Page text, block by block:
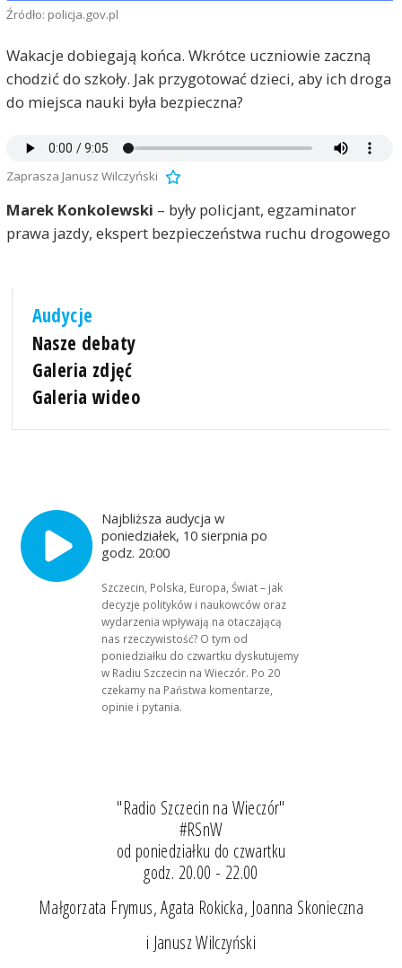
Źródło: policja.gov.pl
Wakacje dobiegają końca. Wkrótce uczniowie zaczną
chodzić do szkoły. Jak przygotować dzieci, aby ich droga
do miejsca nauki była bezpieczna?
Zaprasza Janusz Wilczyński
Marek Konkolewski – były policjant, egzaminator
prawa jazdy, ekspert bezpieczeństwa ruchu drogowego
Audycje
Nasze debaty
Galeria zdjęć
Galeria wideo
Najbliższa audycja w
poniedziałek, 10 sierpnia po
godz. 20:00
Szczecin, Polska, Europa, Świat – jak
decyzje polityków i naukowców oraz
wydarzenia wpływają na otaczającą
nas rzeczywistość? O tym od
poniedziałku do czwartku dyskutujemy
w Radiu Szczecin na Wieczór. Po 20
czekamy na Państwa komentarze,
opinie i pytania.
"Radio Szczecin na Wieczór"
#RSnW
od poniedziałku do czwartku
godz. 20.00 - 22.00
Małgorzata Frymus, Agata Rokicka, Joanna Skonieczna
i Janusz Wilczyński